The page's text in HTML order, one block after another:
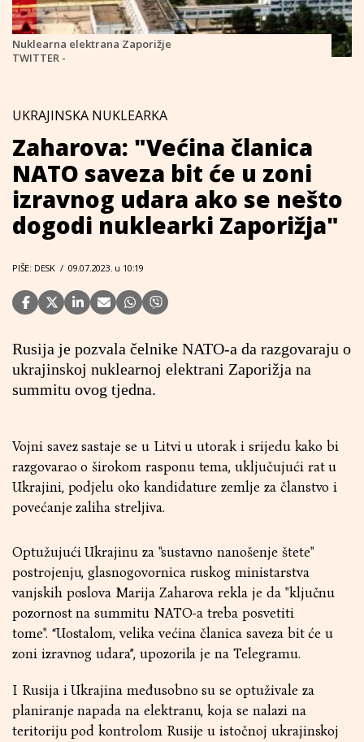
Nuklearna elektrana Zaporižje
TWITTER -
UKRAJINSKA NUKLEARKA
Zaharova: "Većina članica
NATO saveza bit će u zoni
izravnog udara ako se nešto
dogodi nuklearki Zaporižja"
PIŠE: DESK / 09.07.2023. u 10:19
Rusija je pozvala čelnike NATO-a da razgovaraju o
ukrajinskoj nuklearnoj elektrani Zaporižja na
summitu ovog tjedna.
Vojni savez sastaje se u Litvi u utorak i srijedu kako bi
razgovarao o širokom rasponu tema, uključujući rat u
Ukrajini, podjelu oko kandidature zemlje za članstvo i
povećanje zaliha streljiva.
Optužujući Ukrajinu za "sustavno nanošenje štete"
postrojenju, glasnogovornica ruskog ministarstva
vanjskih poslova Marija Zaharova rekla je da "ključnu
pozornost na summitu NATO-a treba posvetiti
tome". “Uostalom, velika većina članica saveza bit će u
zoni izravnog udara”, upozorila je na Telegramu.
I Rusija i Ukrajina međusobno su se optuživale za
planiranje napada na elektranu, koja se nalazi na
teritoriju pod kontrolom Rusije u istočnoj ukrajinskoj